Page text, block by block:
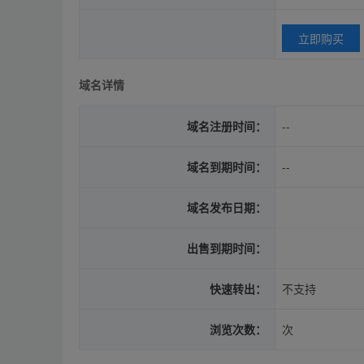
立即购买
域名详情
域名注册时间： --
域名到期时间： --
域名发布日期：
出售到期时间：
快速转出： 不支持
浏览次数： 次